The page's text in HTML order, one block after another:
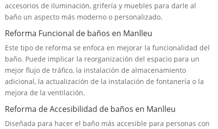
accesorios de iluminación, grifería y muebles para darle al
baño un aspecto más moderno o personalizado.
Reforma Funcional de baños en Manlleu
Este tipo de reforma se enfoca en mejorar la funcionalidad del
baño. Puede implicar la reorganización del espacio para un
mejor flujo de tráfico, la instalación de almacenamiento
adicional, la actualización de la instalación de fontanería o la
mejora de la ventilación.
Reforma de Accesibilidad de baños en Manlleu
Diseñada para hacer el baño más accesible para personas con